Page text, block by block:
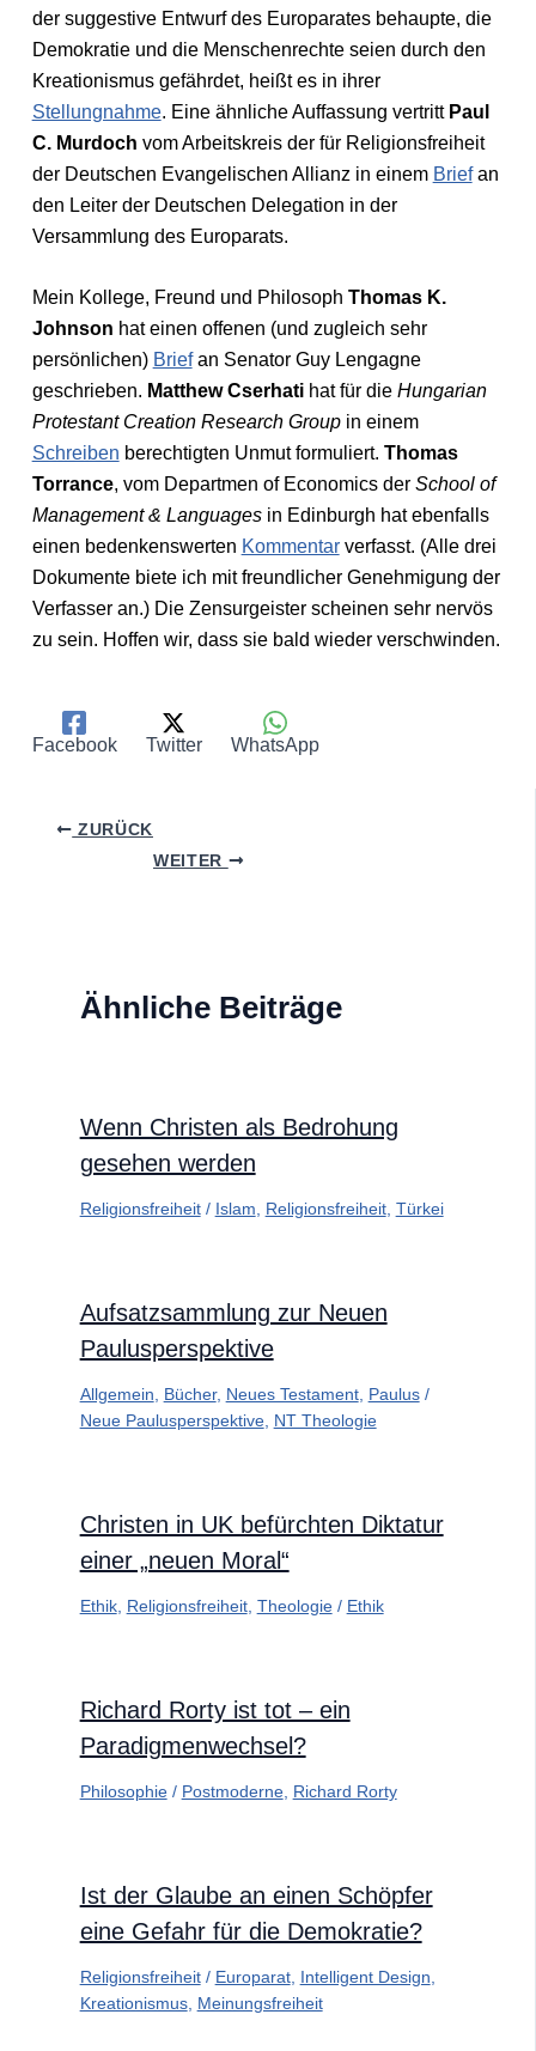
der suggestive Entwurf des Europarates behaupte, die
Demokratie und die Menschenrechte seien durch den
Kreationismus gefährdet, heißt es in ihrer
Stellungnahme. Eine ähnliche Auffassung vertritt Paul
C. Murdoch vom Arbeitskreis der für Religionsfreiheit
der Deutschen Evangelischen Allianz in einem Briefan
den Leiter der Deutschen Delegation in der
Versammlung des Europarats.
Mein Kollege, Freund und Philosoph Thomas K.
Johnson hat einen offenen (und zugleich sehr
persönlichen) Briefan Senator Guy Lengagne
geschrieben. Matthew Cserhatihat für die Hungarian
Protestant Creation Research Groupin einem
Schreiben berechtigten Unmut formuliert. Thomas
Torrance, vom Departmen of Economics der School of
Management & Languagesin Edinburgh hat ebenfalls
einen bedenkenswerten Kommentarverfasst. (Alle drei
Dokumente biete ich mit freundlicher Genehmigung der
Verfasser an.) Die Zensurgeister scheinen sehr nervös
zu sein. Hoffen wir, dass sie bald wieder verschwinden.
Facebook Twitter WhatsApp
ZURÜCK
WEITER
Ähnliche Beiträge
Wenn Christen als Bedrohung
gesehen werden
Religionsfreiheit/ Islam Religionsfreiheit, Türkei
Aufsatzsammlung zur Neuen
Paulusperspektive
Allgemein Bücher, Neues Testament, Paulus/
Neue Paulusperspektive, NT Theologie
Christen in UK befürchten Diktatur
einer „neuen Moral“
Ethik, Religionsfreiheit, Theologie/ Ethik
Richard Rorty ist tot – ein
Paradigmenwechsel?
Philosophie/ Postmoderne, Richard Rorty
Ist der Glaube an einen Schöpfer
eine Gefahr für die Demokratie?
Religionsfreiheit/ Europarat, Intelligent Design
Kreationismus, Meinungsfreiheit